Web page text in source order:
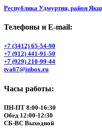
Республика Удмуртия, район
Телефоны и Е-mail:
+7 (3412) 65-54-90
+7 (912) 441-91-50
+7 (929) 210-99-44
tva67@inbox.ru
Часы работы:
ПН-ПТ 8:00-16:30
Обед 12:00-12:30
СБ-ВС Выходной